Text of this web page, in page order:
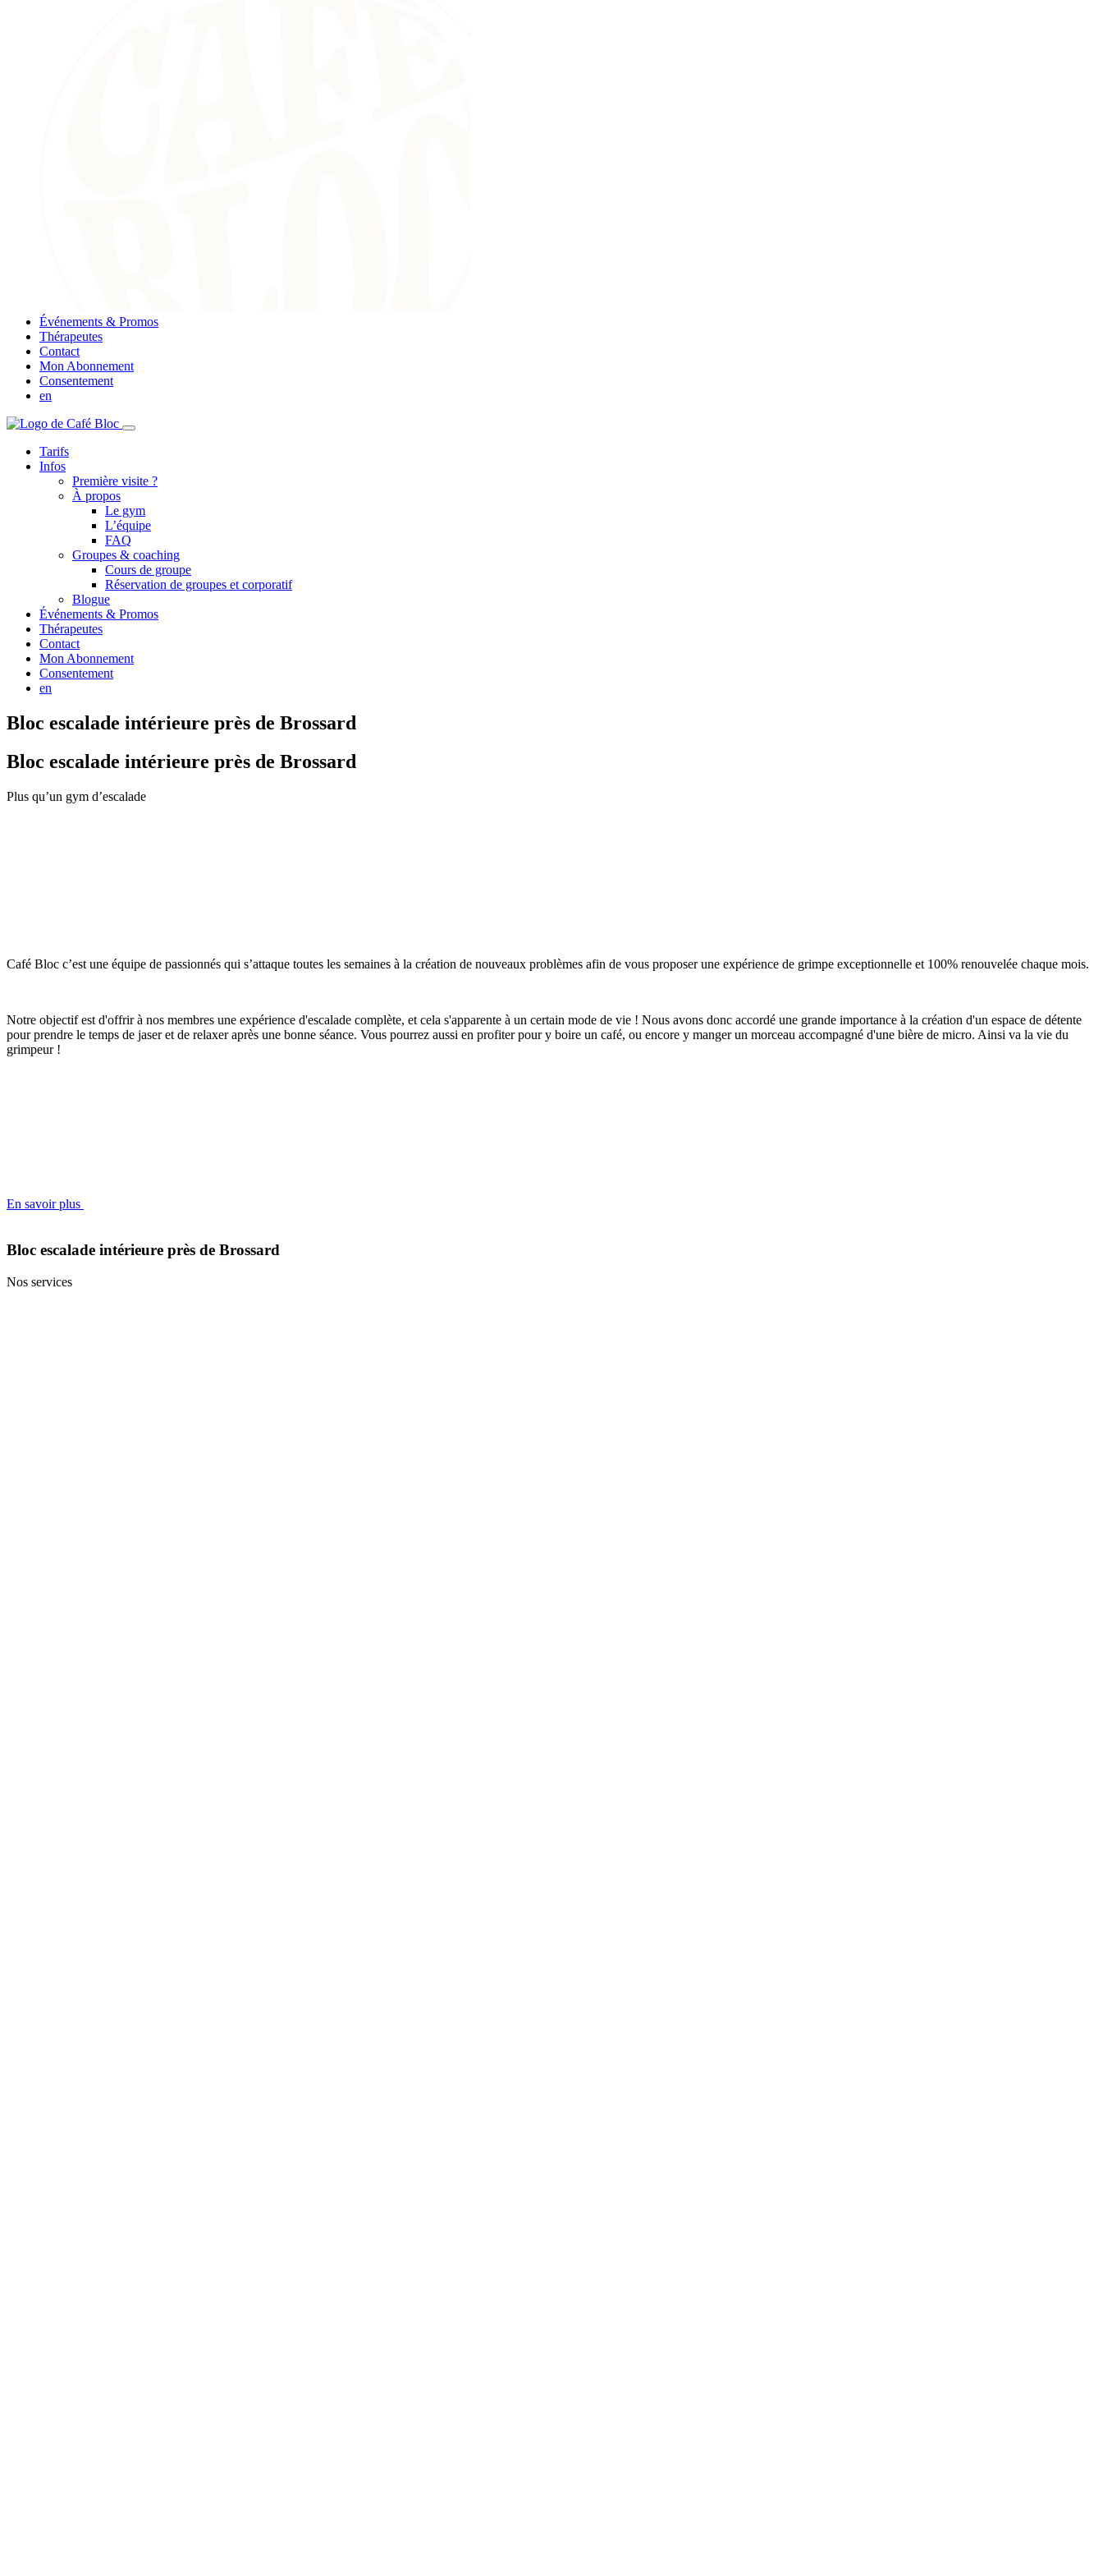
Événements & Promos
Thérapeutes
Contact
Mon Abonnement
Consentement
en
Tarifs
Infos
Première visite ?
À propos
Le gym
L’équipe
FAQ
Groupes & coaching
Cours de groupe
Réservation de groupes et corporatif
Blogue
Événements & Promos
Thérapeutes
Contact
Mon Abonnement
Consentement
en
Bloc escalade intérieure près de Brossard
Bloc escalade intérieure près de Brossard
Plus qu’un gym d’escalade
Café Bloc c’est une équipe de passionnés qui s’attaque toutes les semaines à la création de nouveaux problèmes afin de vous proposer une expérience de grimpe exceptionnelle et 100% renouvelée chaque mois.
Notre objectif est d'offrir à nos membres une expérience d'escalade complète, et cela s'apparente à un certain mode de vie ! Nous avons donc accordé une grande importance à la création d'un espace de détente
pour prendre le temps de jaser et de relaxer après une bonne séance. Vous pourrez aussi en profiter pour y boire un café, ou encore y manger un morceau accompagné d'une bière de micro. Ainsi va la vie du
grimpeur !
En savoir plus
Bloc escalade intérieure près de Brossard
Nos services